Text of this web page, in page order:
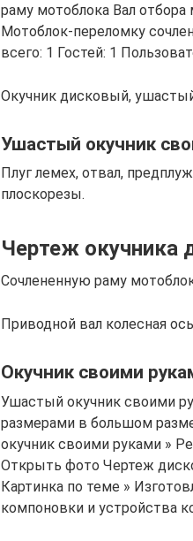
раму мотоблока Вал
Мотоблок-переломку
всего: 1 Гостей: 1
Окучник дисковый,
Ушастый окучник
Плуг лемех, отвал,
плоскорезы.
Чертеж окучника
Сочлененную раму
Приводной вал колесная
Окучник своими
Ушастый окучник своими
размерами в большом
окучник своими руками »
Открыть фото Чертеж
Картинка по теме »
компоновки и устройства